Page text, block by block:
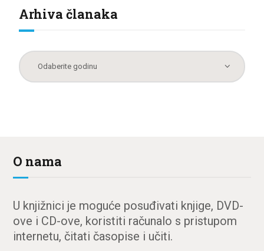
Arhiva članaka
O nama
U knjižnici je moguće posuđivati knjige, DVD-
ove i CD-ove, koristiti računalo s pristupom
internetu, čitati časopise i učiti.